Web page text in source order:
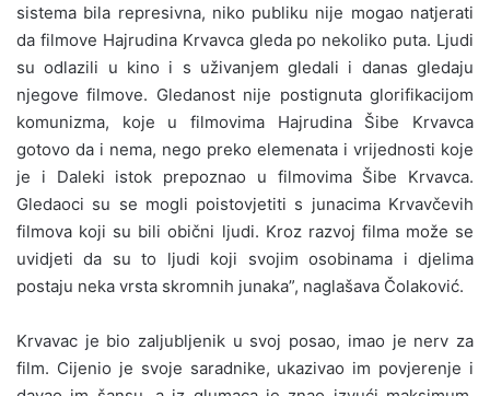
sistema bila represivna, niko publiku nije mogao natjerati
da filmove Hajrudina Krvavca gleda po nekoliko puta. Ljudi
su odlazili u kino i s uživanjem gledali i danas gledaju
njegove filmove. Gledanost nije postignuta glorifikacijom
komunizma, koje u filmovima Hajrudina Šibe Krvavca
gotovo da i nema, nego preko elemenata i vrijednosti koje
je i Daleki istok prepoznao u filmovima Šibe Krvavca.
Gledaoci su se mogli poistovjetiti s junacima Krvavčevih
filmova koji su bili obični ljudi. Kroz razvoj filma može se
uvidjeti da su to ljudi koji svojim osobinama i djelima
postaju neka vrsta skromnih junaka”, naglašava Čolaković.
Krvavac je bio zaljubljenik u svoj posao, imao je nerv za
film. Cijenio je svoje saradnike, ukazivao im povjerenje i